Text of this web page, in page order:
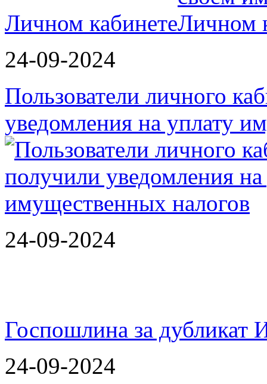
Личном кабинете
24-09-2024
Пользователи личного
уведомления на уплату
24-09-2024
Госпошлина за дубликат
24-09-2024